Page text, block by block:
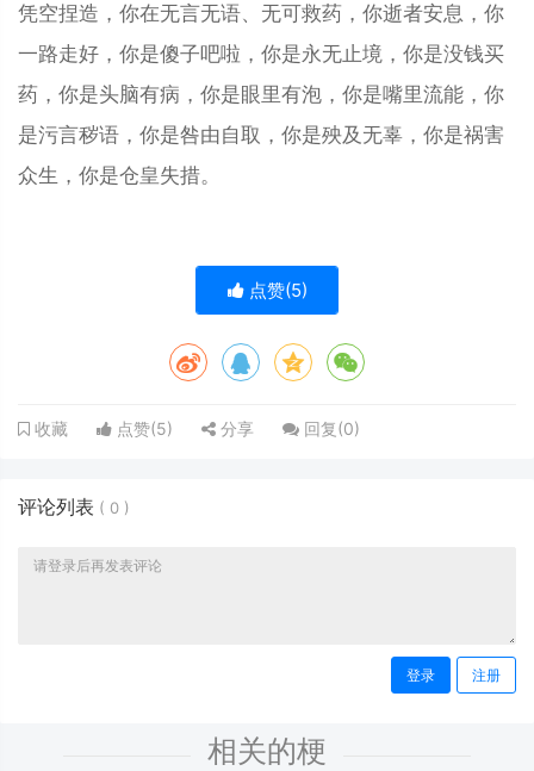
凭空捏造，你在无言无语、无可救药，你逝者安息，你
一路走好，你是傻子吧啦，你是永无止境，你是没钱买
药，你是头脑有病，你是眼里有泡，你是嘴里流能，你
是污言秽语，你是咎由自取，你是殃及无辜，你是祸害
众生，你是仓皇失措。
点赞(5)
收藏 点赞(5) 分享 回复(0)
评论列表 ( 0 )
登录 注册
相关的梗